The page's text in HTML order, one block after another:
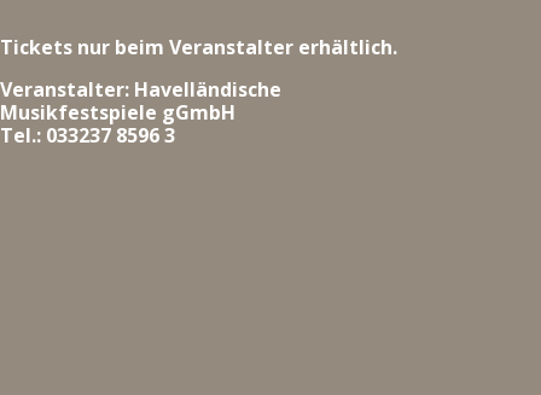
Tickets nur beim Veranstalter erhältlich.
Veranstalter: Havelländische
Musikfestspiele gGmbH
Tel.: 033237 8596 3